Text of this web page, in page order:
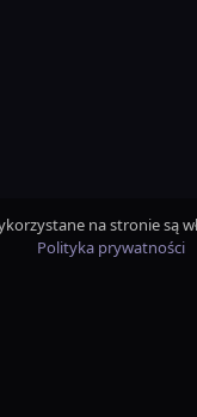
na stronie są
Polityka prywatności